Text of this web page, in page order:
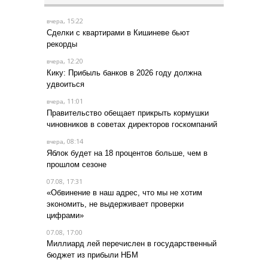
вчера, 15:22
Сделки с квартирами в Кишиневе бьют
рекорды
вчера, 12:20
Кику: Прибыль банков в 2026 году должна
удвоиться
вчера, 11:01
Правительство обещает прикрыть кормушки
чиновников в советах директоров госкомпаний
вчера, 08:14
Яблок будет на 18 процентов больше, чем в
прошлом сезоне
07.08, 17:31
«Обвинение в наш адрес, что мы не хотим
экономить, не выдерживает проверки
цифрами»
07.08, 17:00
Миллиард лей перечислен в государственный
бюджет из прибыли НБМ